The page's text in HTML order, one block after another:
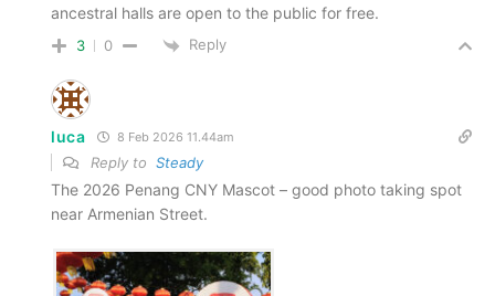
ancestral halls are open to the public for free.
3 0 Reply
luca 8 Feb 2026 11.44am
Reply to Steady
The 2026 Penang CNY Mascot – good photo taking spot
near Armenian Street.